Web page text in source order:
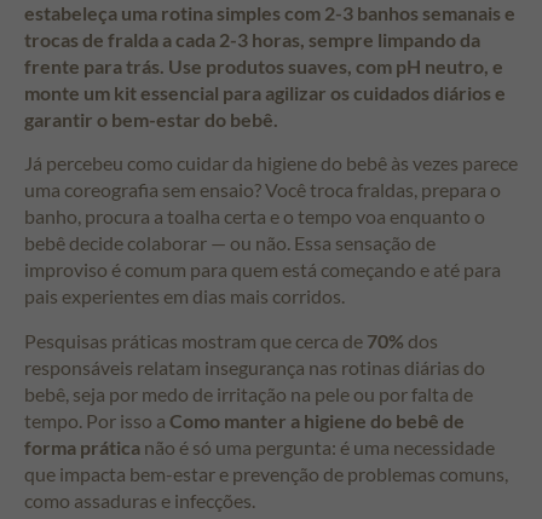
estabeleça uma rotina simples com 2-3 banhos semanais e
trocas de fralda a cada 2-3 horas, sempre limpando da
frente para trás. Use produtos suaves, com pH neutro, e
monte um kit essencial para agilizar os cuidados diários e
garantir o bem-estar do bebê.
Já percebeu como cuidar da higiene do bebê às vezes parece
uma coreografia sem ensaio? Você troca fraldas, prepara o
banho, procura a toalha certa e o tempo voa enquanto o
bebê decide colaborar — ou não. Essa sensação de
improviso é comum para quem está começando e até para
pais experientes em dias mais corridos.
Pesquisas práticas mostram que cerca de 70% dos
responsáveis relatam insegurança nas rotinas diárias do
bebê, seja por medo de irritação na pele ou por falta de
tempo. Por isso a Como manter a higiene do bebê de
forma prática não é só uma pergunta: é uma necessidade
que impacta bem-estar e prevenção de problemas comuns,
como assaduras e infecções.